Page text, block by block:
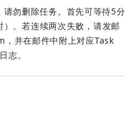
勿删除任务。首先可等待5分
。若连续两次失败，请发邮
，并在邮件中附上对应Task
志。